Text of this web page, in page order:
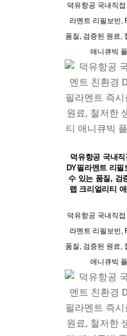
덕유항공 국내직
라멘트 리필보빈,
품질, 검증된 원료,
애니큐빅
덕유항공 국내
DY필라멘트 리
수 있는 품질, 검
랩 크리얼리티
덕유항공 국내직
라멘트 리필보빈,
품질, 검증된 원료,
애니큐빅